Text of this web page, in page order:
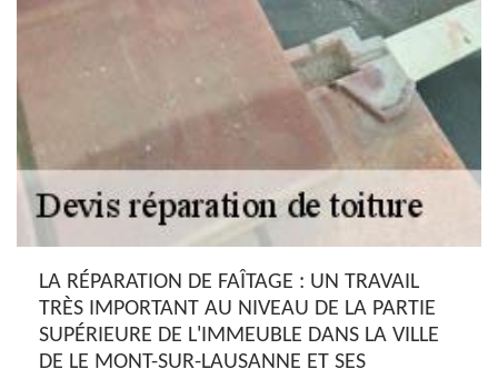
LA RÉPARATION DE FAÎTAGE : UN TRAVAIL
TRÈS IMPORTANT AU NIVEAU DE LA PARTIE
SUPÉRIEURE DE L'IMMEUBLE DANS LA VILLE
DE LE MONT-SUR-LAUSANNE ET SES